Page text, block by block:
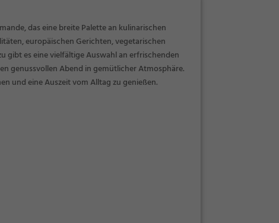
das eine breite Palette an kulinarischen
europäischen Gerichten, vegetarischen
gibt es eine vielfältige Auswahl an erfrischenden
genussvollen Abend in gemütlicher Atmosphäre.
und eine Auszeit vom Alltag zu genießen.